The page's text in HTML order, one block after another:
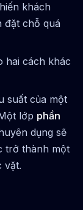
khách
đặt chỗ quá
hai cách khác
suất của một
lớp phần
dụng sẽ
trở thành một
vặt.